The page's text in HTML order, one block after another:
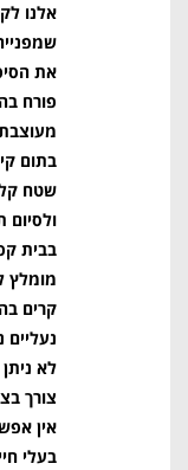
אלנו
את
פורח
בתום
שטח
בבית
מומלץ
קרים
נעליים
לא
צורך
אין
בעלי